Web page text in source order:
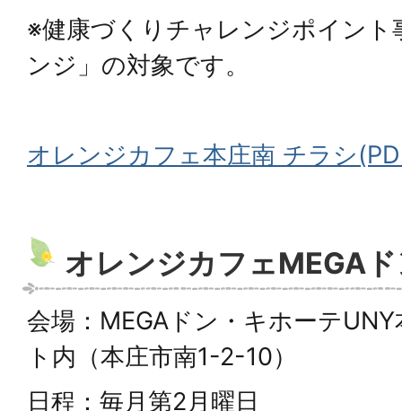
※健康づくりチャレンジポイン
ンジ」の対象です。
オレンジカフェ本庄南 チラシ
オレンジカフェMEGA
会場：MEGAドン・キホーテ
ト内（本庄市南1-2-10）
日程：毎月第2月曜日